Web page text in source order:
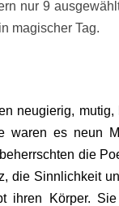
nur 9
magischer Tag.
neugierig,
waren es neun
die
die Sinnlichkeit
ihren Körper.